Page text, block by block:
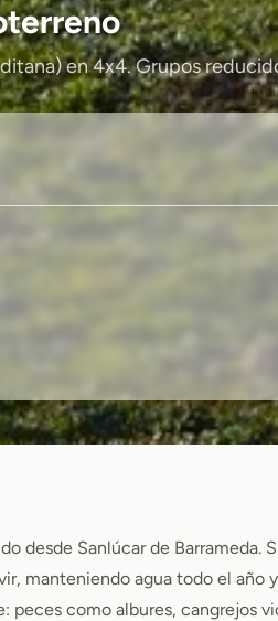
en 4x4. Grupos
desde Sanlúcar de Barrameda.
manteniendo agua todo el año
como albures, cangrejos